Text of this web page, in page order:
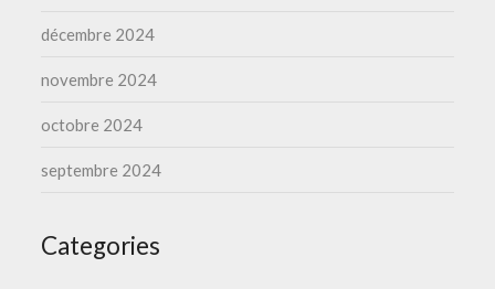
décembre 2024
novembre 2024
octobre 2024
septembre 2024
Categories